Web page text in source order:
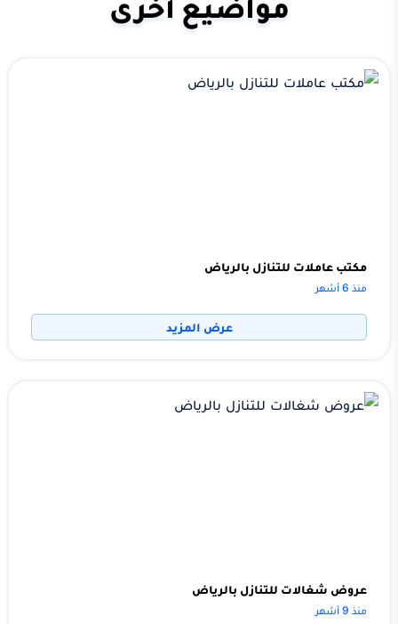
مكتب عاملات للتنازل بالرياض
منذ 6 أشهر
عرض المزيد
عروض شغالات للتنازل بالرياض
منذ 9 أشهر